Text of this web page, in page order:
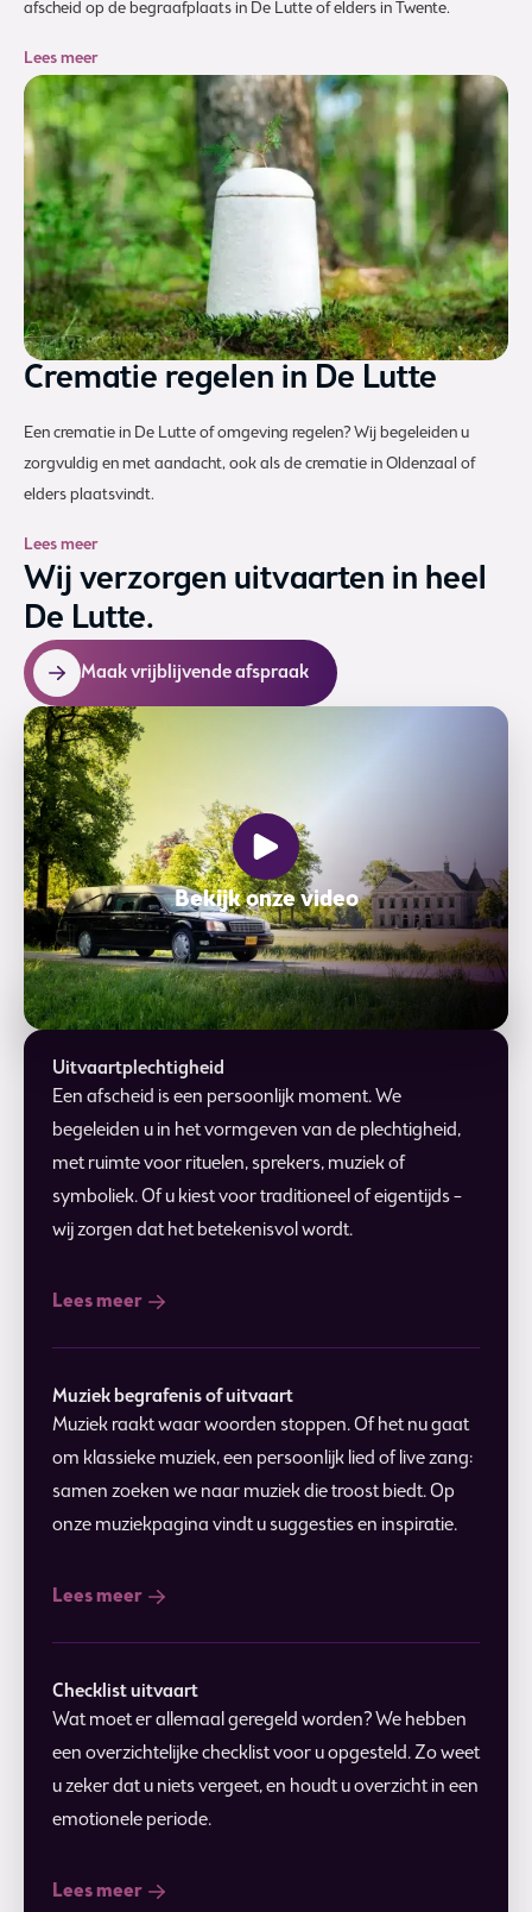
afscheid op de begraafplaats in De Lutte of elders in Twente.
Lees meer
Crematie regelen in De Lutte
Een crematie in De Lutte of omgeving regelen? Wij begeleiden u
zorgvuldig en met aandacht, ook als de crematie in Oldenzaal of
elders plaatsvindt.
Lees meer
Wij verzorgen uitvaarten in heel
De Lutte.
Maak vrijblijvende afspraak
Bekijk onze video
Uitvaartplechtigheid
Een afscheid is een persoonlijk moment. We
begeleiden u in het vormgeven van de plechtigheid,
met ruimte voor rituelen, sprekers, muziek of
symboliek. Of u kiest voor traditioneel of eigentijds –
wij zorgen dat het betekenisvol wordt.
Lees meer
Muziek begrafenis of uitvaart
Muziek raakt waar woorden stoppen. Of het nu gaat
om klassieke muziek, een persoonlijk lied of live zang:
samen zoeken we naar muziek die troost biedt. Op
onze muziekpagina vindt u suggesties en inspiratie.
Lees meer
Checklist uitvaart
Wat moet er allemaal geregeld worden? We hebben
een overzichtelijke checklist voor u opgesteld. Zo weet
u zeker dat u niets vergeet, en houdt u overzicht in een
emotionele periode.
Lees meer